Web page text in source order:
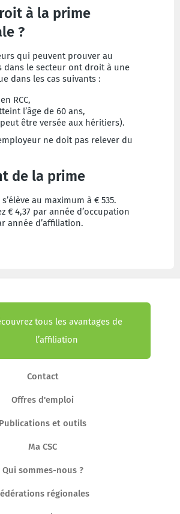
à la prime
?
qui peuvent prouver au
dans le secteur ont droit à une
dans les cas suivants :
RCC,
l’âge de 60 ans,
être versée aux héritiers).
ne doit pas relever du
de la prime
au maximum à € 535.
€ 4,37 par année d’occupation
année d’affiliation.
tous les avantages de
l’affiliation
Contact
Offres d'emploi
Publications et outils
Ma CSC
Qui sommes-nous ?
régionales